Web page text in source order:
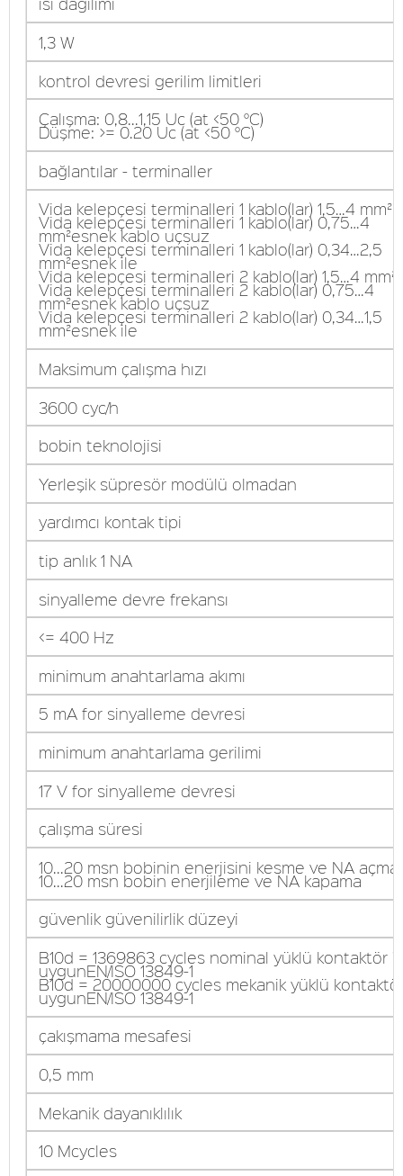
1,3 W
kontrol devresi gerilim limitleri
Çalışma: 0,8...1,15 Uc (at <50 °C)
Düşme: >= 0.20 Uc (at <50 °C)
bağlantılar - terminaller
Vida kelepçesi terminalleri 1 kablo(lar) 1,5…4
Vida kelepçesi terminalleri 1 kablo(lar) 0,75…4
mm²esnek kablo uçsuz
Vida kelepçesi terminalleri 1 kablo(lar) 0,34…2,5
mm²esnek ile
Vida kelepçesi terminalleri 2 kablo(lar) 1,5…4
Vida kelepçesi terminalleri 2 kablo(lar) 0,75…4
mm²esnek kablo uçsuz
Vida kelepçesi terminalleri 2 kablo(lar) 0,34…1,5
mm²esnek ile
Maksimum çalışma hızı
3600 cyc/h
bobin teknolojisi
Yerleşik süpresör modülü olmadan
yardımcı kontak tipi
tip anlık 1 NA
sinyalleme devre frekansı
<= 400 Hz
minimum anahtarlama akımı
5 mA for sinyalleme devresi
minimum anahtarlama gerilimi
17 V for sinyalleme devresi
çalışma süresi
10...20 msn bobinin enerjisini kesme ve NA açma
10...20 msn bobin enerjileme ve NA kapama
güvenlik güvenilirlik düzeyi
B10d = 1369863 cycles nominal yüklü kontaktör
uygunEN/ISO 13849-1
B10d = 20000000 cycles mekanik yüklü
uygunEN/ISO 13849-1
çakışmama mesafesi
0,5 mm
Mekanik dayanıklılık
10 Mcycles